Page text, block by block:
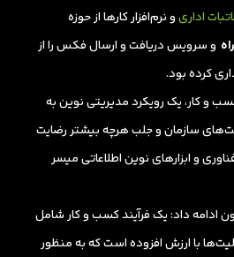
اداریو نرم‌افزار کارها از حوزه
و سرویس دریافت و ارسال فکس را از
کرده بود.
و کار، یک رویکرد مدیریتی نوین به
سازمان و جلب هرچه بیشتر رضایت
و ابزارهای نوین اطلاعاتی میسر
داد: یک فرآیند کسب و کار شامل
با ارزش افزوده است که به منظور